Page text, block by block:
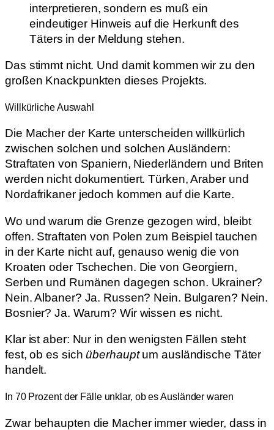
interpretieren, sondern es muß ein
eindeutiger Hinweis auf die Herkunft des
Täters in der Meldung stehen.
Das stimmt nicht. Und damit kommen wir zu den
großen Knackpunkten dieses Projekts.
Willkürliche Auswahl
Die Macher der Karte unterscheiden willkürlich
zwischen solchen und solchen Ausländern:
Straftaten von Spaniern, Niederländern und Briten
werden nicht dokumentiert. Türken, Araber und
Nordafrikaner jedoch kommen auf die Karte.
Wo und warum die Grenze gezogen wird, bleibt
offen. Straftaten von Polen zum Beispiel tauchen
in der Karte nicht auf, genauso wenig die von
Kroaten oder Tschechen. Die von Georgiern,
Serben und Rumänen dagegen schon. Ukrainer?
Nein. Albaner? Ja. Russen? Nein. Bulgaren? Nein.
Bosnier? Ja. Warum? Wir wissen es nicht.
Klar ist aber: Nur in den wenigsten Fällen steht
fest, ob es sichüberhauptum ausländische Täter
handelt.
In 70 Prozent der Fälle unklar, ob es Ausländer waren
Zwar behaupten die Macher immer wieder, dass in